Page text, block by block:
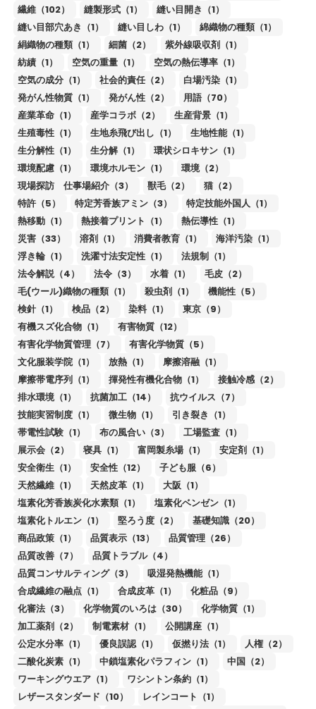
繊維（102）
縫製形式（1）
縫い目開き（1）
縫い目部穴あき（1）
縫い目しわ（1）
綿織物の種類（1）
絹織物の種類（1）
細菌（2）
紫外線吸収剤（1）
紡績（1）
空気の重量（1）
空気の熱伝導率（1）
空気の成分（1）
社会的責任（2）
白場汚染（1）
発がん性物質（1）
発がん性（2）
用語（70）
産業革命（1）
産学コラボ（2）
生産背景（1）
生殖毒性（1）
生地糸飛び出し（1）
生地性能（1）
生分解性（1）
生分解（1）
環状シロキサン（1）
環境配慮（1）
環境ホルモン（1）
環境（2）
現場探訪 仕事場紹介（3）
獣毛（2）
猫（2）
特許（5）
特定芳香族アミン（3）
特定技能外国人（1）
熱移動（1）
熱接着プリント（1）
熱伝導性（1）
災害（33）
溶剤（1） 消費者教育（1）
海洋汚染（1）
浮き輪（1）
洗濯寸法安定性（1）
法規制（1）
法令解説（4）
法令（3） 水着（1）
毛皮（2）
毛(ウール)織物の種類（1）
殺虫剤（1）
機能性（5）
検針（1）
検品（2） 染料（1）
東京（9）
有機スズ化合物（1）
有害物質（12）
有害化学物質管理（7）
有害化学物質（5）
文化服装学院（1）
放熱（1）
摩擦溶融（1）
摩擦帯電序列（1）
揮発性有機化合物（1）
接触冷感（2）
排水環境（1）
抗菌加工（14）
抗ウイルス（7）
技能実習制度（1）
微生物（1）
引き裂き（1）
帯電性試験（1）
布の風合い（3）
工場監査（1）
展示会（2）
寝具（1） 富岡製糸場（1）
安定剤（1）
安全衛生（1）
安全性（12）
子ども服（6）
天然繊維（1）
天然皮革（1）
大阪（1）
塩素化芳香族炭化水素類（1）
塩素化ベンゼン（1）
塩素化トルエン（1）
堅ろう度（2）
基礎知識（20）
商品政策（1）
品質表示（13）
品質管理（26）
品質改善（7）
品質トラブル（4）
品質コンサルティング（3）
吸湿発熱機能（1）
合成繊維の融点（1）
合成皮革（1）
化粧品（9）
化審法（3）
化学物質のいろは（30）
化学物質（1）
加工薬剤（2）
制電素材（1）
公開講座（1）
公定水分率（1）
優良誤認（1） 仮撚り法（1）
人権（2）
二酸化炭素（1）
中鎖塩素化パラフィン（1）
中国（2）
ワーキングウエア（1）
ワシントン条約（1）
レザースタンダード（10）
レインコート（1）